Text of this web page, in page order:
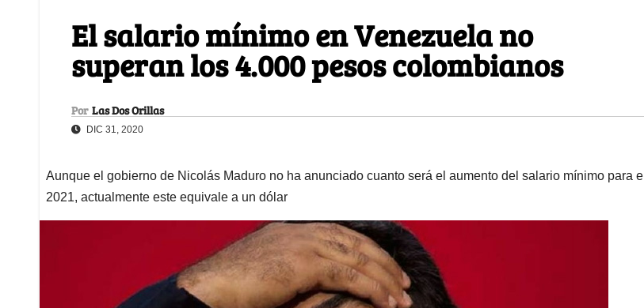
El salario mínimo en Venezuela no
superan los 4.000 pesos colombianos
Por Las Dos Orillas
DIC 31, 2020
Aunque el gobierno de Nicolás Maduro no ha anunciado cuanto será el aumento del salario mínimo para el
2021, actualmente este equivale a un dólar